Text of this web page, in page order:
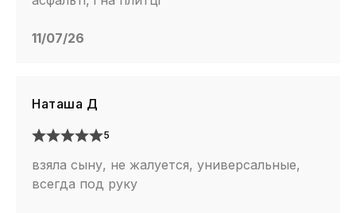
11/07/26
Наташа Д
5
взяла сыну, не жалуется, универсальные,
всегда под руку